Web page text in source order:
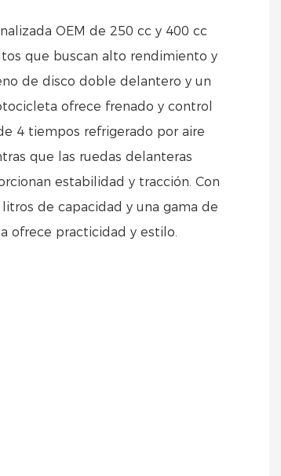
OEM de 250 cc y 400 cc
que buscan alto rendimiento y
de disco doble delantero y un
ofrece frenado y control
4 tiempos refrigerado por aire
que las ruedas delanteras
estabilidad y tracción. Con
de capacidad y una gama de
ofrece practicidad y estilo.